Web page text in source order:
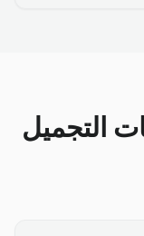
التجميل